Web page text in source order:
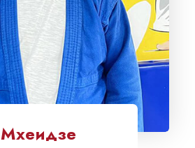
Мхеидзе